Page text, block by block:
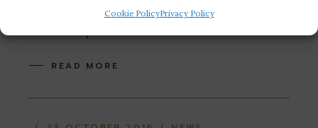
Cookie PolicyPrivacy Policy
del Circolo Canottieri Aniene è uscita
READ MORE